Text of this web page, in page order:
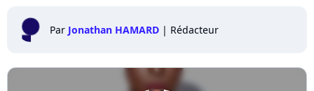
Par Jonathan HAMARD | Rédacteur